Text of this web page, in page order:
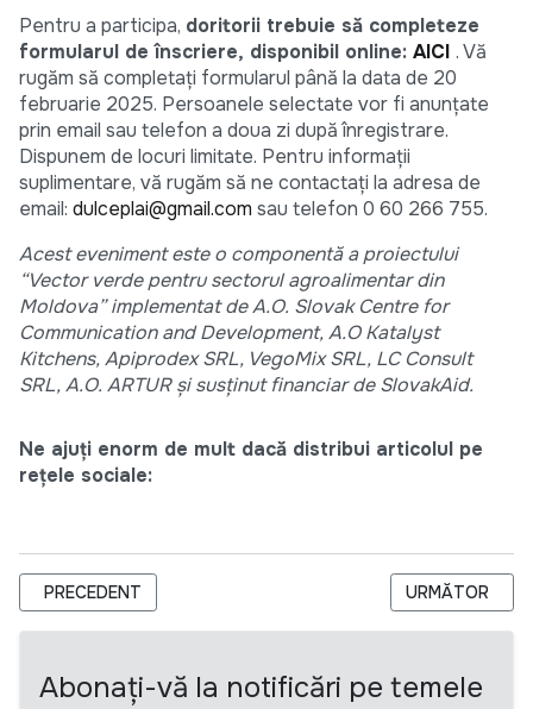
Pentru a participa, doritorii trebuie să completeze
formularul de înscriere, disponibil online: AICI . Vă
rugăm să completați formularul până la data de 20
februarie 2025. Persoanele selectate vor fi anunțate
prin email sau telefon a doua zi după înregistrare.
Dispunem de locuri limitate. Pentru informații
suplimentare, vă rugăm să ne contactați la adresa de
email: dulceplai@gmail.com sau telefon 0 60 266 755.
Acest eveniment este o componentă a proiectului
“Vector verde pentru sectorul agroalimentar din
Moldova” implementat de A.O. Slovak Centre for
Communication and Development, A.O Katalyst
Kitchens, Apiprodex SRL, VegoMix SRL, LC Consult
SRL, A.O. ARTUR și susținut financiar de SlovakAid.
Ne ajuți enorm de mult dacă distribui articolul pe
rețele sociale:
ARTICOL PRECEDENT: КУРС ПО СОЦИАЛЬНОМУ ТЕАТРУ В
PRECEDENT ARTICOLUL
URMĂTOR
Abonați-vă la notificări pe temele